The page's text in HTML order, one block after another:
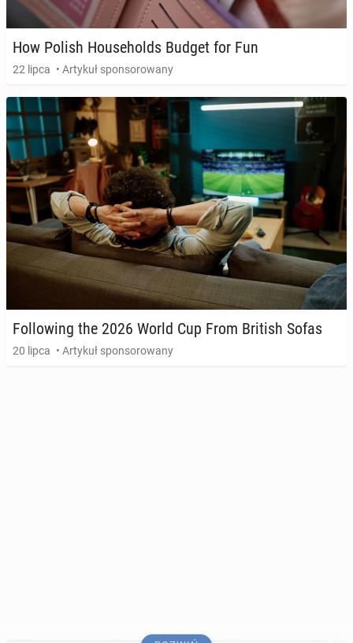
How Polish Ho­use­holds Budget for Fun
22 lipca • Artykuł sponsorowany
Fol­lo­wing the 2026 World Cup From British Sofas
20 lipca • Artykuł sponsorowany